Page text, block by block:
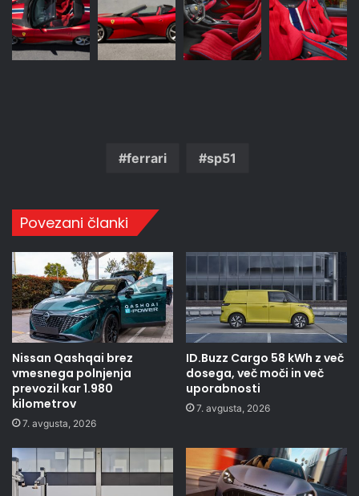
ferrari sp51
Povezani članki
Nissan Qashqai brez
vmesnega polnjenja
prevozil kar 1.980
kilometrov
7. avgusta, 2026
ID.Buzz Cargo 58 kWh z več
dosega, več moči in več
uporabnosti
7. avgusta, 2026